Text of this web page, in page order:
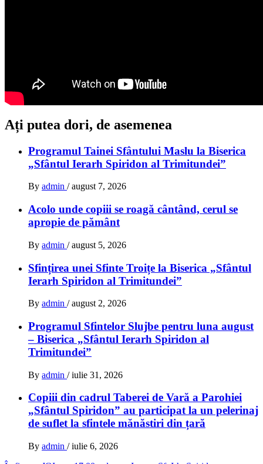
Ați putea dori, de asemenea
Programul Tainei Sfântului Maslu la Biserica
„Sfântul Ierarh Spiridon al Trimitundei”
By admin / august 7, 2026
Acolo unde copiii se roagă cântând, cerul se
apropie de pământ
By admin / august 5, 2026
Sfințirea unei Sfinte Troițe la Biserica „Sfântul
Ierarh Spiridon al Trimitundei”
By admin / august 2, 2026
Programul Sfintelor Slujbe pentru luna august
– Biserica „Sfântul Ierarh Spiridon al
Trimitundei”
By admin / iulie 31, 2026
Copiii din cadrul Taberei de Vară a Parohiei
„Sfântul Spiridon” au participat la un pelerinaj
de suflet la sfintele mănăstiri din țară
By admin / iulie 6, 2026